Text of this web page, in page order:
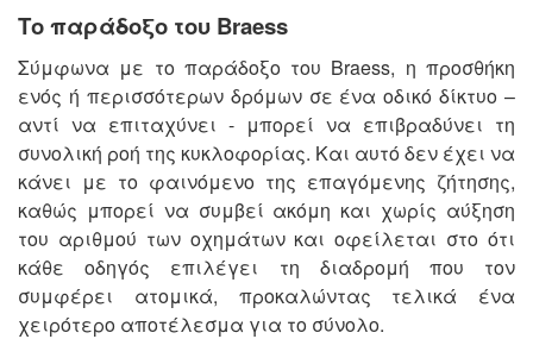
Το παράδοξο του Braess
Σύμφωνα με το παράδοξο του Braess, η προσθήκη
ενός ή περισσότερων δρόμων σε ένα οδικό δίκτυο –
αντί να επιταχύνει - μπορεί να επιβραδύνει τη
συνολική ροή της κυκλοφορίας. Και αυτό δεν έχει να
κάνει με το φαινόμενο της επαγόμενης ζήτησης,
καθώς μπορεί να συμβεί ακόμη και χωρίς αύξηση
του αριθμού των οχημάτων και οφείλεται στο ότι
κάθε οδηγός επιλέγει τη διαδρομή που τον
συμφέρει ατομικά, προκαλώντας τελικά ένα
χειρότερο αποτέλεσμα για το σύνολο.